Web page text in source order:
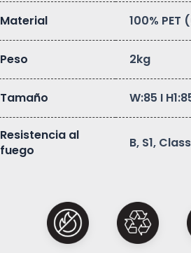
Material 100%
Peso 2kg
Tamaño W:85 I
Resistencia al
fuego
B, S1,